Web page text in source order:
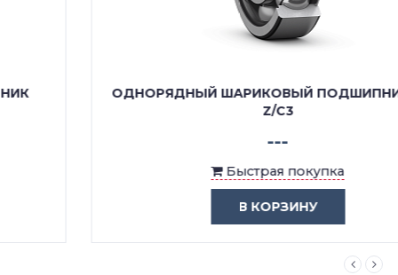
ОДНОРЯДНЫЙ ШАРИКОВЫЙ ПОДШИПНИК 6201
Быстрая покупка